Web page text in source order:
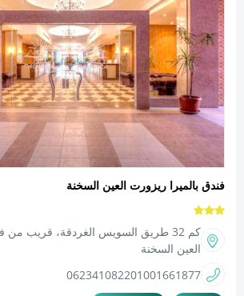
فندق بالميرا ريزورت العين السخنة
كم 32 طريق السويس الغردقة، قريب
العين السخنة
01001661877
0623410822